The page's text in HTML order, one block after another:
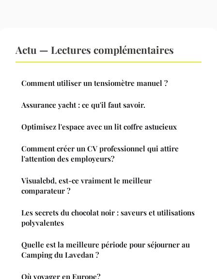
Actu — Lectures complémentaires
Comment utiliser un tensiomètre manuel ?
Assurance yacht : ce qu'il faut savoir.
Optimisez l'espace avec un lit coffre astucieux
Comment créer un CV professionnel qui attire
l'attention des employeurs?
Visualcbd, est-ce vraiment le meilleur
comparateur ?
Les secrets du chocolat noir : saveurs et utilisations
polyvalentes
Quelle est la meilleure période pour séjourner au
Camping du Lavedan ?
Où voyager en Europe?